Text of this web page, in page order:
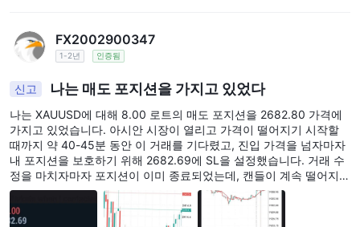
FX2002900347
1-2년 인증됨
신고 나는 매도 포지션을 가지고 있었다
나는 XAUUSD에 대해 8.00 로트의 매도 포지션을 2682.80 가격에
가지고 있었습니다. 아시안 시장이 열리고 가격이 떨어지기 시작할
때까지 약 40-45분 동안 이 거래를 기다렸고, 진입 가격을 넘자마자
내 포지션을 보호하기 위해 2682.69에 SL을 설정했습니다. 거래 수
정을 마치자마자 포지션이 이미 종료되었는데, 캔들이 계속 떨어지면
서 내 원하는 TP인 2674.5에 도달했습니다. 나는 이 문제에 대해 답
변을 받기까지 거의 한 달 동안 지원팀에 연락했지만, 그들은 SL이
설정된 후 가격이 2682.69로 다시 올라갔다가 다시 떨어졌다고 주장